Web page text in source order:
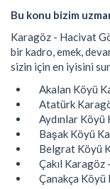
Bu konu bizim
Karagöz - Hacivat
bir kadro, emek,
sizin için en iyisini
Akalan Köyü
Atatürk
Aydınlar
Başak Köyü
Belgrat Köyü
Çakıl
Çanakça